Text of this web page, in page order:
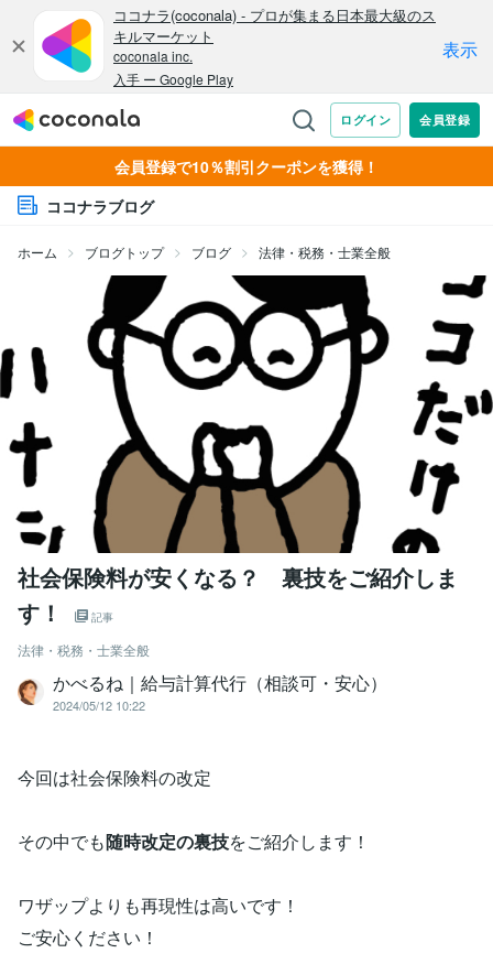
会員登録で10％割引クーポンを獲得！
ココナラブログ
ホーム ブログトップ ブログ 法律・税務・士業全般
社会保険料が安くなる？ 裏技をご紹介しま
す！
記事
法律・税務・士業全般
かべるね｜給与計算代行（相談可・安心）
2024/05/12 10:22
今回は社会保険料の改定
その中でも随時改定の裏技をご紹介します！
ワザップよりも再現性は高いです！
ご安心ください！